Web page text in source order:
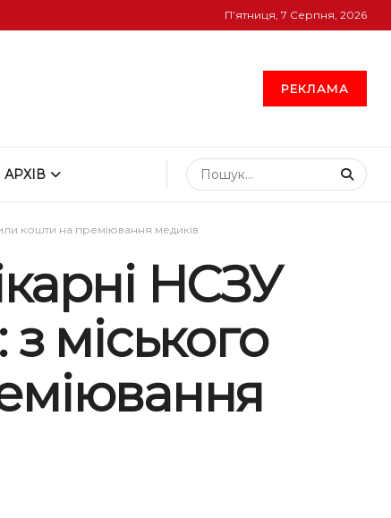
П’ятниця, 7 Серпня, 2026
РЕКЛАМА
АРХІВ
кошти на преміювання медиків
НСЗУ
міського